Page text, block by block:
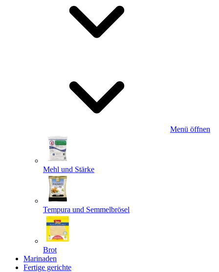
Menü öffnen
Mehl und Stärke
Tempura und Semmelbrösel
Brot
Marinaden
Fertige gerichte